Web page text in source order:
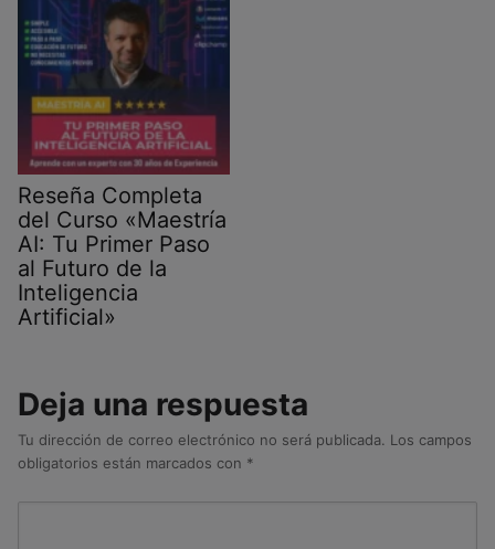
Reseña Completa
del Curso «Maestría
AI: Tu Primer Paso
al Futuro de la
Inteligencia
Artificial»
Deja una respuesta
Tu dirección de correo electrónico no será publicada. Los campos
obligatorios están marcados con *